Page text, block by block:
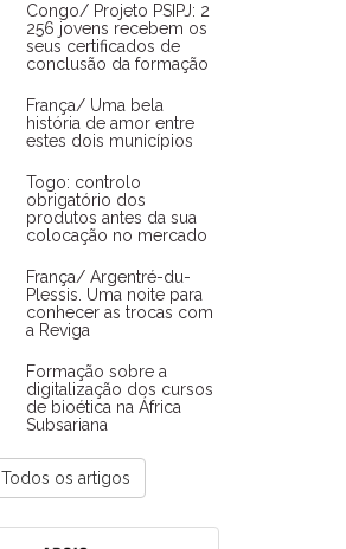
Congo/ Projeto PSIPJ: 2
256 jovens recebem os
seus certificados de
conclusão da formação
França/ Uma bela
história de amor entre
estes dois municípios
Togo: controlo
obrigatório dos
produtos antes da sua
colocação no mercado
França/ Argentré-du-
Plessis. Uma noite para
conhecer as trocas com
a Reviga
Formação sobre a
digitalização dos cursos
de bioética na África
Subsariana
Todos os artigos